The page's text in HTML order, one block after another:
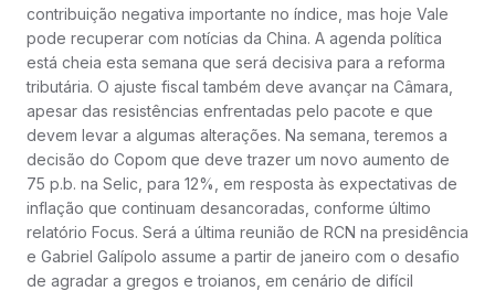
contribuição negativa importante no índice, mas hoje Vale
pode recuperar com notícias da China. A agenda política
está cheia esta semana que será decisiva para a reforma
tributária. O ajuste fiscal também deve avançar na Câmara,
apesar das resistências enfrentadas pelo pacote e que
devem levar a algumas alterações. Na semana, teremos a
decisão do Copom que deve trazer um novo aumento de
75 p.b. na Selic, para 12%, em resposta às expectativas de
inflação que continuam desancoradas, conforme último
relatório Focus. Será a última reunião de RCN na presidência
e Gabriel Galípolo assume a partir de janeiro com o desafio
de agradar a gregos e troianos, em cenário de difícil